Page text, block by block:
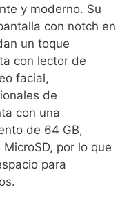
y moderno. Su
con ‍notch ​en
un‌ toque
con lector de
facial,
de
con una
de 64⁢ GB,
por⁢ lo que
​para